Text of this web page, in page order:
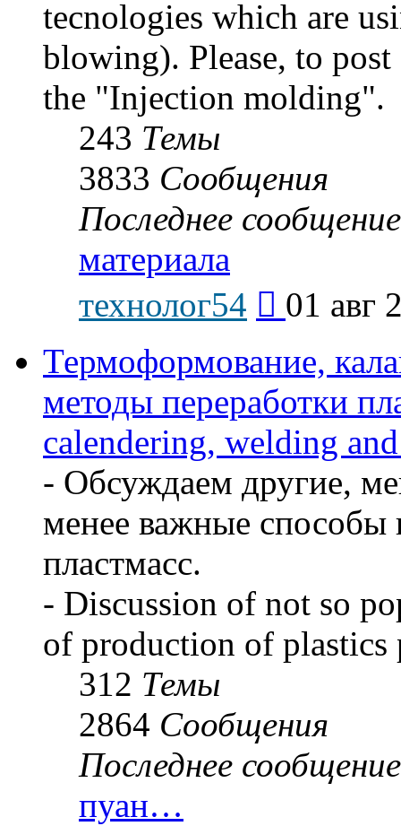
tecnologies which are
blowing). Please, to
the "Injection molding".
243 Темы
3833 Сообщения
Последнее сообщение
материала
технолог54
последнему
01 авг
Термоформование,
методы переработки
calendering, welding
- Обсуждаем другие,
менее важные способы
пластмасс.
- Discussion of not so
of production of plastics
312 Темы
2864 Сообщения
Последнее сообщение
пуан…